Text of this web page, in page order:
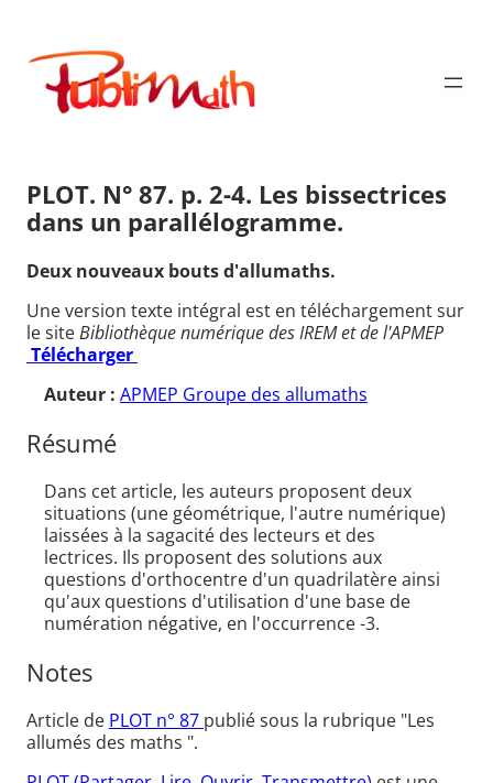
contenu
Publimath
PLOT. N° 87. p. 2-4. Les bissectrices
dans un parallélogramme.
Deux nouveaux bouts d'allumaths.
Une version texte intégral est en téléchargement sur
le siteBibliothèque numérique des IREM et de l'APMEP
Télécharger
Auteur : APMEP Groupe des allumaths
Résumé
Dans cet article, les auteurs proposent deux
situations (une géométrique, l'autre numérique)
laissées à la sagacité des lecteurs et des
lectrices. Ils proposent des solutions aux
questions d'orthocentre d'un quadrilatère ainsi
qu'aux questions d'utilisation d'une base de
numération négative, en l'occurrence -3.
Notes
Article de PLOT n° 87 publié sous la rubrique "Les
allumés des maths ".